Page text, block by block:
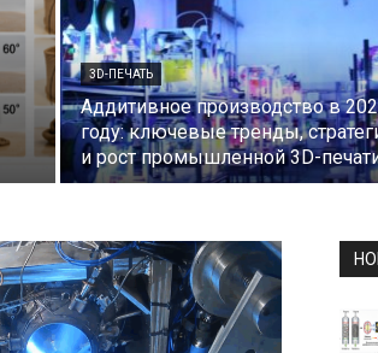
3D-ПЕЧАТЬ
Аддитивное производство в
году: ключевые тренды,
и рост промышленной 3D-